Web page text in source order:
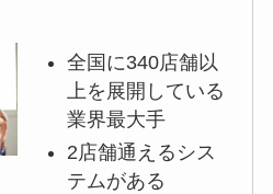
全国に340店舗以
上を展開している
業界最大手
2店舗通えるシス
テムがある